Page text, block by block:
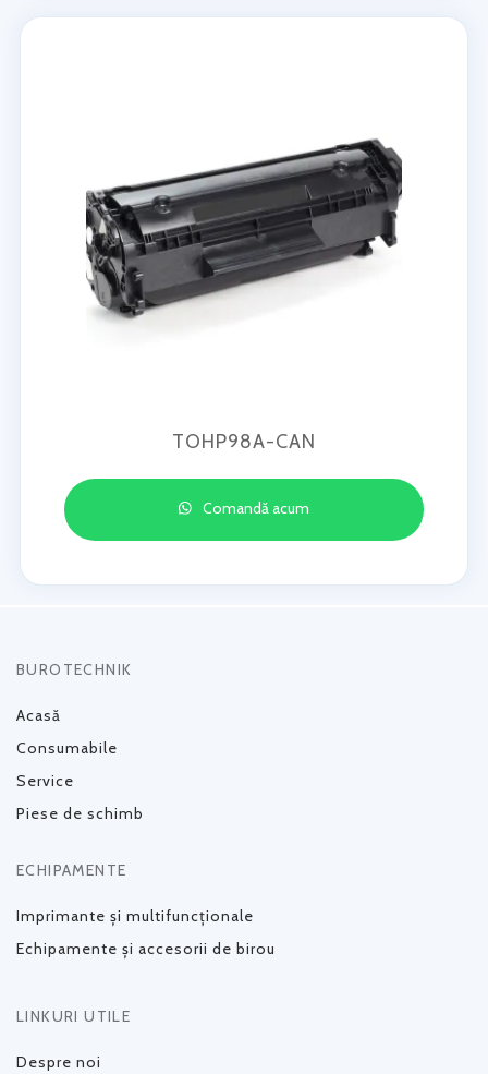
TOHP98A-CAN
Comandă acum
BUROTECHNIK
Acasă
Consumabile
Service
Piese de schimb
ECHIPAMENTE
Imprimante și multifuncționale
Echipamente și accesorii de birou
LINKURI UTILE
Despre noi